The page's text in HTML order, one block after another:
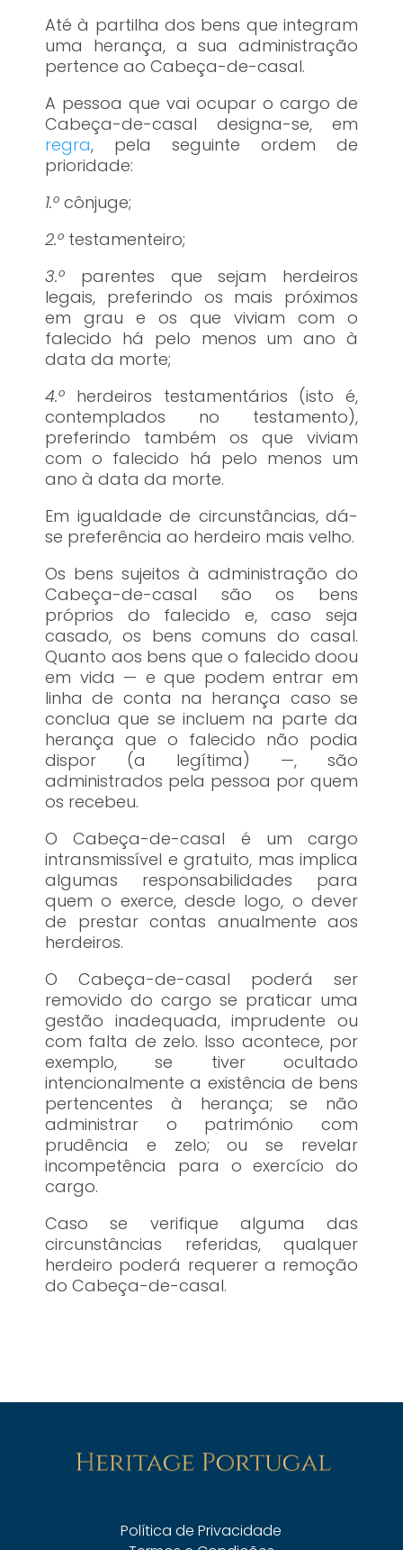
Até à partilha dos bens que integram
uma herança, a sua administração
pertence ao Cabeça-de-casal.
A pessoa que vai ocupar o cargo de
Cabeça-de-casal designa-se, em
regra, pela seguinte ordem de
prioridade:
1.º cônjuge;
2.º testamenteiro;
3.º parentes que sejam herdeiros
legais, preferindo os mais próximos
em grau e os que viviam com o
falecido há pelo menos um ano à
data da morte;
4.º herdeiros testamentários (isto é,
contemplados no testamento),
preferindo também os que viviam
com o falecido há pelo menos um
ano à data da morte.
Em igualdade de circunstâncias, dá-
se preferência ao herdeiro mais velho.
Os bens sujeitos à administração do
Cabeça-de-casal são os bens
próprios do falecido e, caso seja
casado, os bens comuns do casal.
Quanto aos bens que o falecido doou
em vida — e que podem entrar em
linha de conta na herança caso se
conclua que se incluem na parte da
herança que o falecido não podia
dispor (a legítima) —, são
administrados pela pessoa por quem
os recebeu.
O Cabeça-de-casal é um cargo
intransmissível e gratuito, mas implica
algumas responsabilidades para
quem o exerce, desde logo, o dever
de prestar contas anualmente aos
herdeiros.
O Cabeça-de-casal poderá ser
removido do cargo se praticar uma
gestão inadequada, imprudente ou
com falta de zelo. Isso acontece, por
exemplo, se tiver ocultado
intencionalmente a existência de bens
pertencentes à herança; se não
administrar o património com
prudência e zelo; ou se revelar
incompetência para o exercício do
cargo.
Caso se verifique alguma das
circunstâncias referidas, qualquer
herdeiro poderá requerer a remoção
do Cabeça-de-casal.
Política de Privacidade